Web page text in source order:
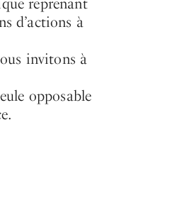
reprenant
d’actions à
invitons à
opposable